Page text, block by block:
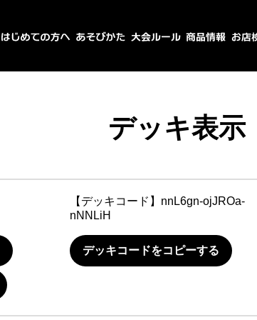
デッキ表示
【デッキコード】 nnL6gn-ojJROa-
nNNLiH
デッキコードをコピーする